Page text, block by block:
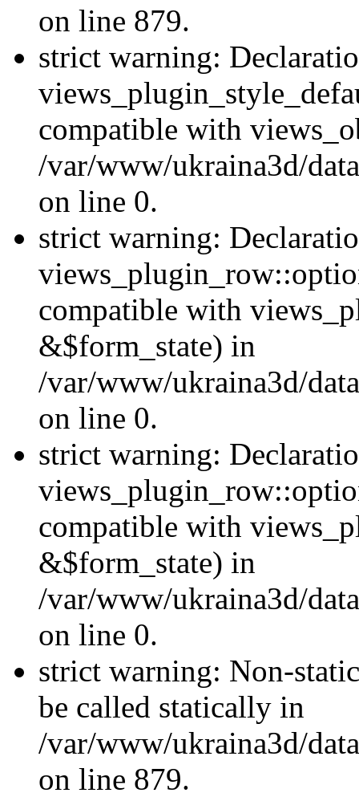
on line 879.
strict warning:
compatible with
/var/www/ukraina3d/
on line 0.
strict warning:
compatible with
&$form_state) in
/var/www/ukraina3d/
on line 0.
strict warning:
compatible with
&$form_state) in
/var/www/ukraina3d/
on line 0.
strict warning: Non-
be called statically in
/var/www/ukraina3d/
on line 879.